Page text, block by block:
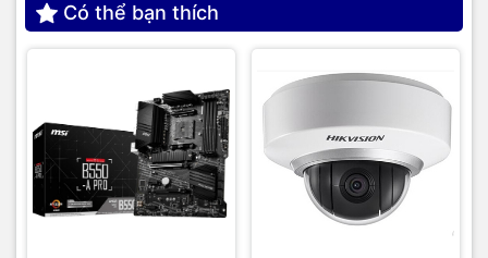
Kích cỡ hủy 2.5 x 15mm rất nhỏ, nên tính bảo mật càng cao
Có thể bạn thích